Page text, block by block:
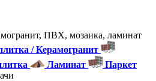
ПВХ, мозаика, ламинат
/ Керамогранит
Ламинат
Паркет